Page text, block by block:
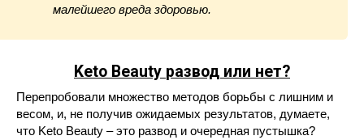
малейшего вреда здоровью.
Keto Beauty развод или нет?
Перепробовали множество методов борьбы с лишним и
весом, и, не получив ожидаемых результатов, думаете,
что Keto Beauty – это развод и очередная пустышка?